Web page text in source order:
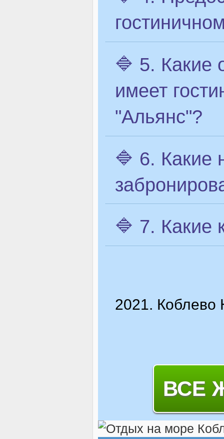
🔷 5. Какие
имеет
"Альянс"?
🔷 6. Какие
🔷 7. Какие
2021. Коблево
ВСЕ